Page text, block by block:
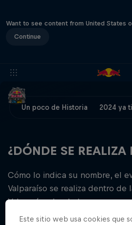
Want to see content from United States
Continue
Un poco de Historia 2024 ya
¿DÓNDE SE REALIZA
Cómo lo indica su nombre, el
Valparaíso se realiza dentro de
Valparaíso donde la carrera.
Este sitio web usa cookies que